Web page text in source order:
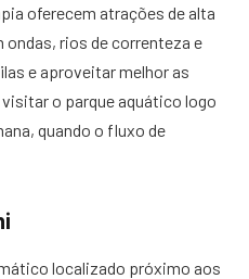
oferecem atrações de alta
rios de correnteza e
e aproveitar melhor as
o parque aquático logo
quando o fluxo de
localizado próximo aos